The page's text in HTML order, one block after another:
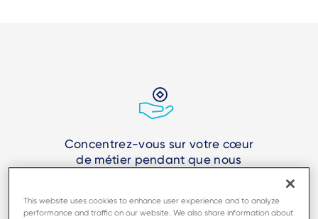
Concentrez-vous sur votre cœur
de métier pendant que nous
This website uses cookies to enhance user experience and to analyze
performance and traffic on our website. We also share information about